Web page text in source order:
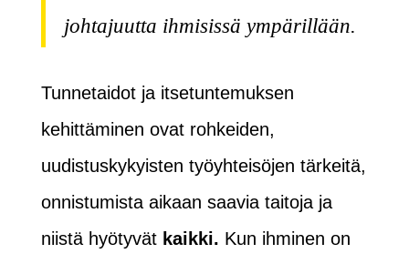
johtajuutta ihmisissä ympärillään.
Tunnetaidot ja itsetuntemuksen
kehittäminen ovat rohkeiden,
uudistuskykyisten työyhteisöjen tärkeitä,
onnistumista aikaan saavia taitoja ja
niistä hyötyvät kaikki. Kun ihminen on